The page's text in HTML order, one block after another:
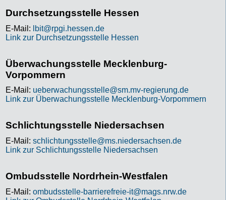
Durchsetzungsstelle Hessen
E-Mail:
lbit@rpgi.hessen.de
Link zur Durchsetzungsstelle Hessen
Überwachungsstelle Mecklenburg-
Vorpommern
E-Mail: ueberwachungsstelle@sm.mv-regierung.de
Link zur Überwachungsstelle Mecklenburg-Vorpommern
Schlichtungsstelle Niedersachsen
E-Mail:schlichtungsstelle@ms.niedersachsen.de
Link zur Schlichtungsstelle Niedersachsen
Ombudsstelle Nordrhein-Westfalen
E-Mail:ombudsstelle-barrierefreie-it@mags.nrw.de